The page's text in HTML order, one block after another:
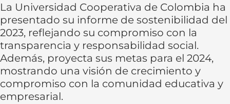
La Universidad Cooperativa de Colombia ha
presentado su informe de sostenibilidad del
2023, reflejando su compromiso con la
transparencia y responsabilidad social.
Además, proyecta sus metas para el 2024,
mostrando una visión de crecimiento y
compromiso con la comunidad educativa y
empresarial.